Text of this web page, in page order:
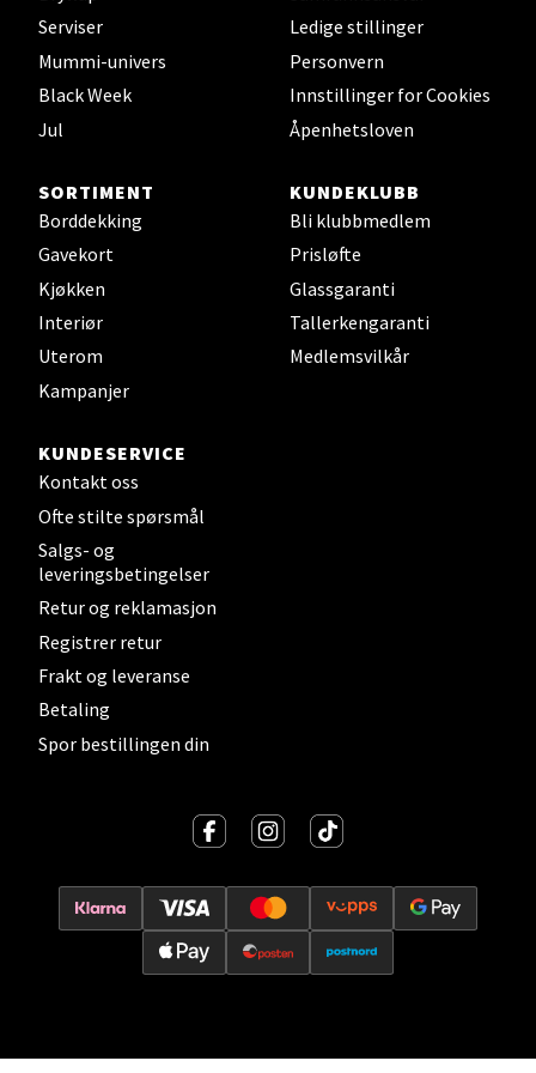
Serviser
Mummi-univers
Black Week
Jul
Ledige stillinger
Personvern
Innstillinger for Cookies
Åpenhetsloven
SORTIMENT
Borddekking
Gavekort
Kjøkken
Interiør
Uterom
Kampanjer
KUNDEKLUBB
Bli klubbmedlem
Prisløfte
Glassgaranti
Tallerkengaranti
Medlemsvilkår
KUNDESERVICE
Kontakt oss
Ofte stilte spørsmål
Salgs- og
leveringsbetingelser
Retur og reklamasjon
Registrer retur
Frakt og leveranse
Betaling
Spor bestillingen din
Leirvik - Stord
Åpent i dag 10-15
0 i butikk
Vitaminveien 7 - 9, 0485 Oslo
Åpent i dag 10-19
Lillehammer - Strandtorget
Velg